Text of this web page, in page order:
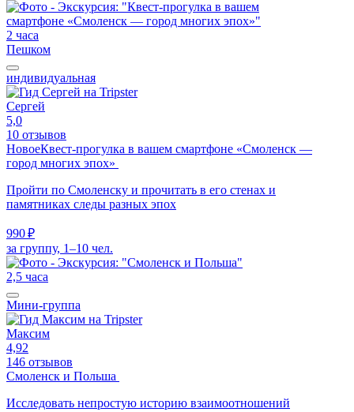
2 часа
Пешком
индивидуальная
Сергей
5,0
10 отзывов
НовоеКвест-прогулка в вашем смартфоне «Смоленск —
город многих эпох»
Пройти по Смоленску и прочитать в его стенах и
памятниках следы разных эпох
990 ₽
за группу, 1–10 чел.
2,5 часа
Мини-группа
Максим
4,92
146 отзывов
Смоленск и Польша
Исследовать непростую историю взаимоотношений